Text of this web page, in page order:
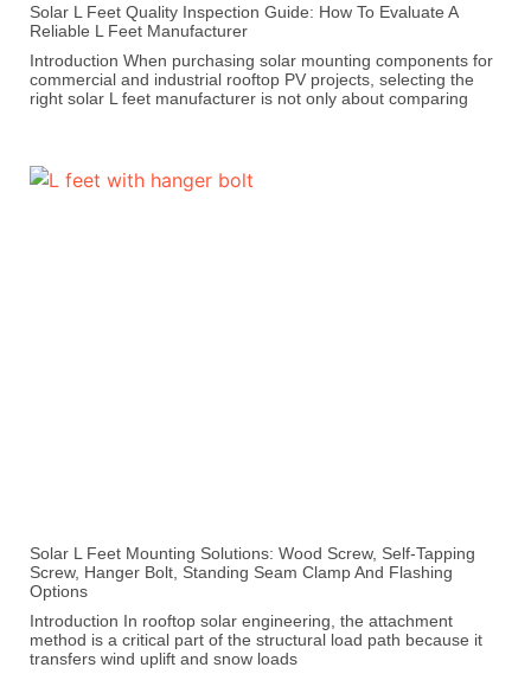
Solar L Feet Quality Inspection Guide: How To Evaluate A
Reliable L Feet Manufacturer
Introduction When purchasing solar mounting components for
commercial and industrial rooftop PV projects, selecting the
right solar L feet manufacturer is not only about comparing
Solar L Feet Mounting Solutions: Wood Screw, Self-Tapping
Screw, Hanger Bolt, Standing Seam Clamp And Flashing
Options
Introduction In rooftop solar engineering, the attachment
method is a critical part of the structural load path because it
transfers wind uplift and snow loads